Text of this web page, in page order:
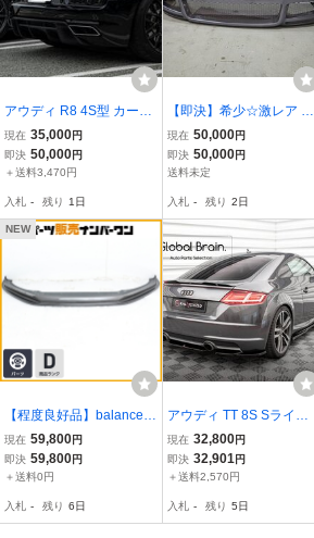
アウディ R8 4S型 カーボ
ン リアウィング GTウィ
ング カーボンファイバー
現在 35,000円
即決 50,000円
＋送料3,470円
入札 - 残り 1日
【即決】希少☆激レア ☆
KERSCHER☆アウディ☆
AUDI☆A4☆B6☆フロン
トハーフスポイラー付バ
現在 50,000円
即決 50,000円
送料未定
入札 - 残り 2日
NEW
【程度良好品】balance it
フロント リップスポイラ
ー カーボン アウディ TTS
TT 8S 2015-2019用 送料
現在 59,800円
即決 59,800円
＋送料0円
入札 - 残り 6日
アウディ TT 8S Sライン
前期 リア サイド スプリ
ッター V1/ リア スパッツ
バンパー トリム アンダー
ド
現在 32,800円
即決 32,901 円
＋送料2,570円
入札 - 残り 5日